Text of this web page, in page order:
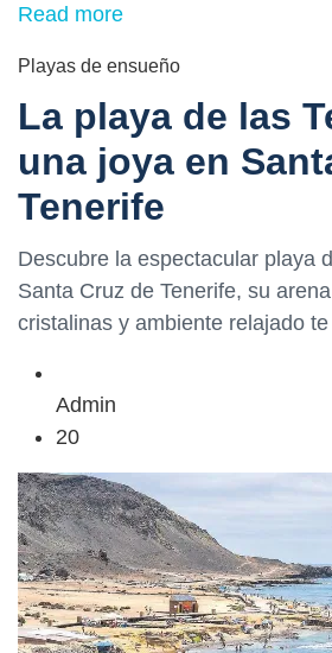
Read more
Playas de ensueño
La playa de las
una joya en
Tenerife
Descubre la espectacular playa
Santa Cruz de Tenerife, su
cristalinas y ambiente relajado
Admin
20